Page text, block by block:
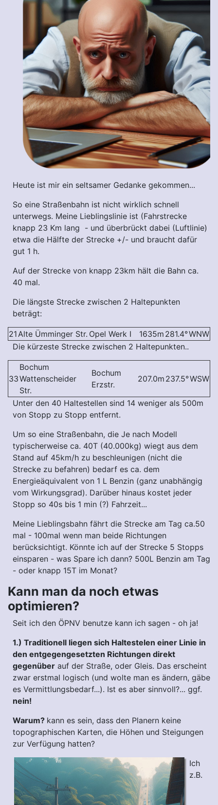
Heute ist mir ein seltsamer Gedanke gekommen...
So eine Straßenbahn ist nicht wirklich schnell
unterwegs. Meine Lieblingslinie ist (Fahrstrecke
knapp 23 Km lang - und überbrückt dabei (Luftlinie)
etwa die Hälfte der Strecke +/- und braucht dafür
gut 1 h.
Auf der Strecke von knapp 23km hält die Bahn ca.
40 mal.
Die längste Strecke zwischen 2 Haltepunkten
beträgt:
21 Alte Ümminger Str. Opel Werk I 1635m 281.4°WNW
Die kürzeste Strecke zwischen 2 Haltepunkten..
33
Bochum
Wattenscheider
Str.
Bochum
Erzstr.
207.0m 237.5°WSW
Unter den 40 Haltestellen sind 14 weniger als 500m
von Stopp zu Stopp entfernt.
Um so eine Straßenbahn, die Je nach Modell
typischerweise ca. 40T (40.000kg) wiegt aus dem
Stand auf 45km/h zu beschleunigen (nicht die
Strecke zu befahren) bedarf es ca. dem
Energieäquivalent von 1 L Benzin (ganz unabhängig
vom Wirkungsgrad). Darüber hinaus kostet jeder
Stopp so 40s bis 1 min (?) Fahrzeit...
Meine Lieblingsbahn fährt die Strecke am Tag ca.50
mal - 100mal wenn man beide Richtungen
berücksichtigt. Könnte ich auf der Strecke 5 Stopps
einsparen - was Spare ich dann? 500L Benzin am Tag
- oder knapp 15T im Monat?
Kann man da noch etwas
optimieren?
Seit ich den ÖPNV benutze kann ich sagen - oh ja!
1.) Traditionell liegen sich Haltestelen einer Linie in
den entgegengesetzten Richtungen direkt
gegenüber auf der Straße, oder Gleis. Das erscheint
zwar erstmal logisch (und wolte man es ändern, gäbe
es Vermittlungsbedarf...). Ist es aber sinnvoll?... ggf.
nein!
Warum? kann es sein, dass den Planern keine
topographischen Karten, die Höhen und Steigungen
zur Verfügung hatten?
Ich
z.B.